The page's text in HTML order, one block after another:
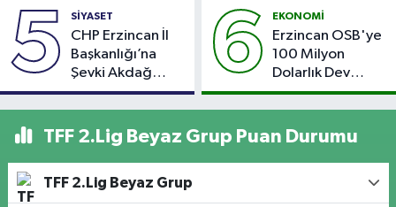
2 Kişi Yaralandı
5 SİYASET
CHP Erzincan İl
Başkanlığı’na
Şevki Akdağ
Atandı!
6 EKONOMİ
Erzincan OSB'ye
100 Milyon
Dolarlık Dev
Yatırım: Bin Kişiye
İstihdam
Hedefleniyor
TFF 2.Lig Beyaz Grup Puan Durumu
TFF 2.Lig Beyaz Grup